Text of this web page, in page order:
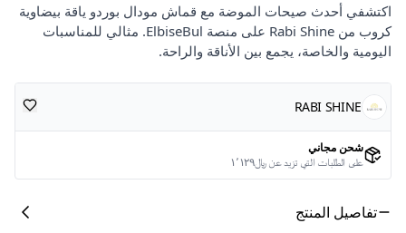
اكتشفي أحدث صيحات الموضة مع قماش مودال بوردو ياقة بيضاوية
كروب من Rabi Shine على منصة ElbiseBul. مثالي للمناسبات
اليومية والخاصة، يجمع بين الأناقة والراحة.
RABI SHINE
شحن مجاني
على الطلبات التي تزيد عن ﷼١٬١٢٩
تفاصيل المنتج